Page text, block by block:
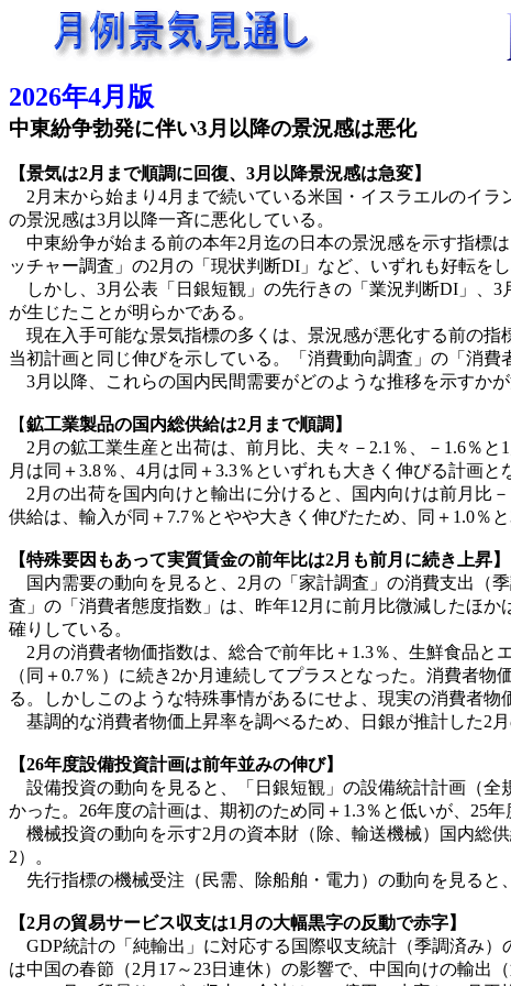
2026年4月版
中東紛争勃発に伴い3月以降の景況感は悪化
【景気は2月まで順調に回復、3月以降景況感は急変】
2月末から始まり4月まで続いている米国・イスラエルのイラ
の景況感は3月以降一斉に悪化している。
中東紛争が始まる前の本年2月迄の日本の景況感を示す指標
ッチャー調査」の2月の「現状判断DI」など、いずれも好転を
しかし、3月公表「日銀短観」の先行きの「業況判断DI」、
が生じたことが明らかである。
現在入手可能な景気指標の多くは、景況感が悪化する前の指
当初計画と同じ伸びを示している。「消費動向調査」の「消費
3月以降、これらの国内民間需要がどのような推移を示すかが
【鉱工業製品の国内総供給は2月まで順調】
2月の鉱工業生産と出荷は、前月比、夫々－2.1％、－1.6％
月は同＋3.8％、4月は同＋3.3％といずれも大きく伸びる計画
2月の出荷を国内向けと輸出に分けると、国内向けは前月比
供給は、輸入が同＋7.7％とやや大きく伸びたため、同＋1.0％
【特殊要因もあって実質賃金の前年比は2月も前月に続き上昇】
国内需要の動向を見ると、2月の「家計調査」の消費支出（
査」の「消費者態度指数」は、昨年12月に前月比微減したほ
確りしている。
2月の消費者物価指数は、総合で前年比＋1.3％、生鮮食品と
（同＋0.7％）に続き2か月連続してプラスとなった。消費者
る。しかしこのような特殊事情があるにせよ、現実の消費者
基調的な消費者物価上昇率を調べるため、日銀が推計した2
【26年度設備投資計画は前年並みの伸び】
設備投資の動向を見ると、「日銀短観」の設備統計計画（全
かった。26年度の計画は、期初のため同＋1.3％と低いが、25
機械投資の動向を示す2月の資本財（除、輸送機械）国内総
2）。
先行指標の機械受注（民需、除船舶・電力）の動向を見ると
【2月の貿易サービス収支は1月の大幅黒字の反動で赤字】
GDP統計の「純輸出」に対応する国際収支統計（季調済み）
は中国の春節（2月17～23日連休）の影響で、中国向けの輸出